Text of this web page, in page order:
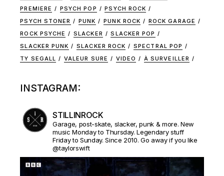
PREMIERE
PSYCH POP
PSYCH ROCK
PSYCH STONER
PUNK PUNK ROCK
ROCK GARAGE
ROCK PSYCHE
SLACKER
SLACKER POP
SLACKER PUNK
SLACKER ROCK
SPECTRAL POP
TY SEGALL
VALEUR SURE VIDEO À SURVEILLER
INSTAGRAM:
STILLINROCK
Garage, post-skate, slacker, punk & more. New
music Monday to Thursday. Legendary stuff
Friday to Sunday. Since 2010. Go away if you like
@taylorswift